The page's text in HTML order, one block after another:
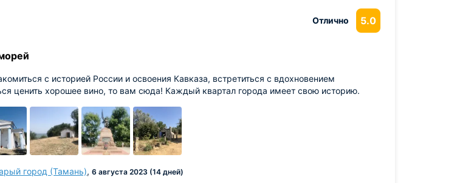
Отлично 5.0
с историей России и освоения Кавказа, встретиться с вдохновением
ценить хорошее вино, то вам сюда! Каждый квартал города имеет свою историю.
город (Тамань), 6 августа 2023 (14 дней)